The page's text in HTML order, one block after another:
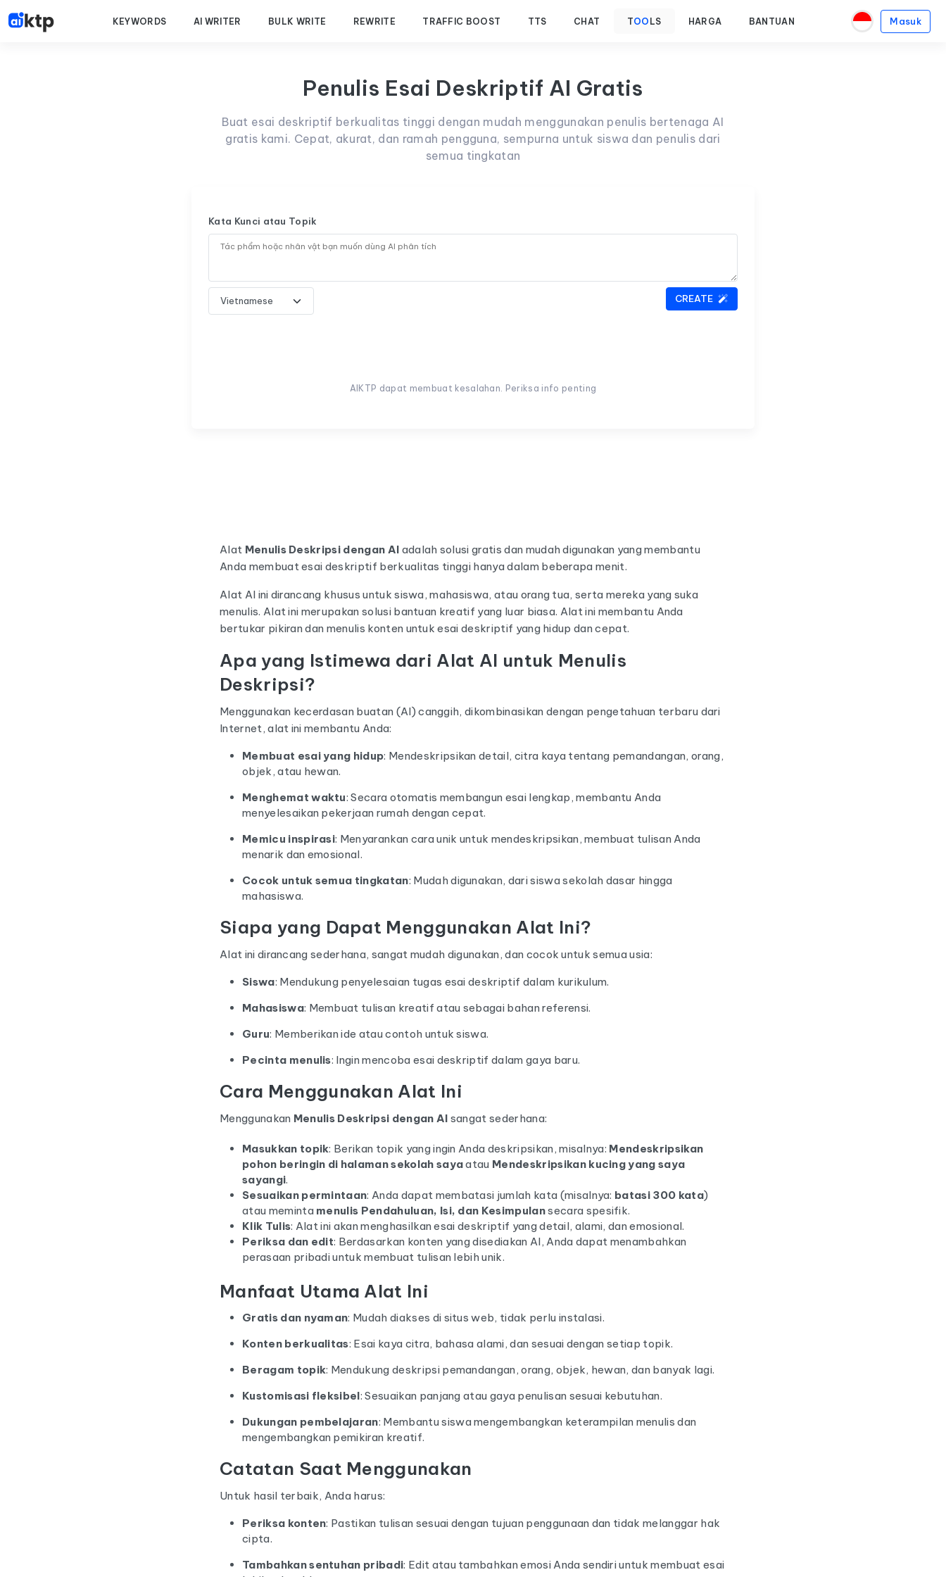
KEYWORDS AI WRITER BULK WRITE REWRITE TRAFFIC BOOST TTS CHAT TOO LS HARGA BANTUAN Masuk
Penulis Esai Deskriptif AI Gratis
Buat esai deskriptif berkualitas tinggi dengan mudah menggunakan penulis bertenaga AI
gratis kami. Cepat, akurat, dan ramah pengguna, sempurna untuk siswa dan penulis dari
semua tingkatan
Kata Kunci atau Topik
CREATE
AIKTP dapat membuat kesalahan. Periksa info penting
Alat Menulis Deskripsi dengan AI adalah solusi gratis dan mudah digunakan yang membantu
Anda membuat esai deskriptif berkualitas tinggi hanya dalam beberapa menit.
Alat AI ini dirancang khusus untuk siswa, mahasiswa, atau orang tua, serta mereka yang suka
menulis. Alat ini merupakan solusi bantuan kreatif yang luar biasa. Alat ini membantu Anda
bertukar pikiran dan menulis konten untuk esai deskriptif yang hidup dan cepat.
Apa yang Istimewa dari Alat AI untuk Menulis
Deskripsi?
Menggunakan kecerdasan buatan (AI) canggih, dikombinasikan dengan pengetahuan terbaru dari
Internet, alat ini membantu Anda:
Membuat esai yang hidup: Mendeskripsikan detail, citra kaya tentang pemandangan, orang,
objek, atau hewan.
Menghemat waktu: Secara otomatis membangun esai lengkap, membantu Anda
menyelesaikan pekerjaan rumah dengan cepat.
Memicu inspirasi: Menyarankan cara unik untuk mendeskripsikan, membuat tulisan Anda
menarik dan emosional.
Cocok untuk semua tingkatan: Mudah digunakan, dari siswa sekolah dasar hingga
mahasiswa.
Siapa yang Dapat Menggunakan Alat Ini?
Alat ini dirancang sederhana, sangat mudah digunakan, dan cocok untuk semua usia:
Siswa: Mendukung penyelesaian tugas esai deskriptif dalam kurikulum.
Mahasiswa: Membuat tulisan kreatif atau sebagai bahan referensi.
Guru: Memberikan ide atau contoh untuk siswa.
Pecinta menulis: Ingin mencoba esai deskriptif dalam gaya baru.
Cara Menggunakan Alat Ini
Menggunakan Menulis Deskripsi dengan AI sangat sederhana:
Masukkan topik: Berikan topik yang ingin Anda deskripsikan, misalnya: Mendeskripsikan
pohon beringin di halaman sekolah sayaatau Mendeskripsikan kucing yang saya
sayangi.
Sesuaikan permintaan: Anda dapat membatasi jumlah kata (misalnya: batasi 300 kata)
atau meminta menulis Pendahuluan, Isi, dan Kesimpulansecara spesifik.
Klik Tulis: Alat ini akan menghasilkan esai deskriptif yang detail, alami, dan emosional.
Periksa dan edit: Berdasarkan konten yang disediakan AI, Anda dapat menambahkan
perasaan pribadi untuk membuat tulisan lebih unik.
Manfaat Utama Alat Ini
Gratis dan nyaman: Mudah diakses di situs web, tidak perlu instalasi.
Konten berkualitas: Esai kaya citra, bahasa alami, dan sesuai dengan setiap topik.
Beragam topik: Mendukung deskripsi pemandangan, orang, objek, hewan, dan banyak lagi.
Kustomisasi fleksibel: Sesuaikan panjang atau gaya penulisan sesuai kebutuhan.
Dukungan pembelajaran: Membantu siswa mengembangkan keterampilan menulis dan
mengembangkan pemikiran kreatif.
Catatan Saat Menggunakan
Untuk hasil terbaik, Anda harus:
Periksa konten: Pastikan tulisan sesuai dengan tujuan penggunaan dan tidak melanggar hak
cipta.
Tambahkan sentuhan pribadi: Edit atau tambahkan emosi Anda sendiri untuk membuat esai